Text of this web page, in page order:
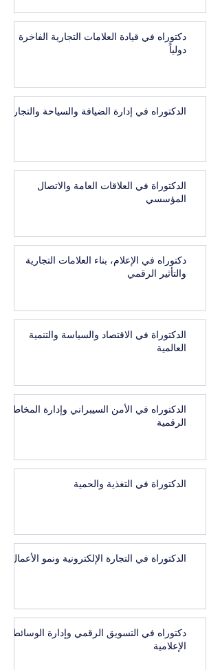
دكتوراه في قيادة العلامات التجارية الفاخرة
دولياً
الدكتوراه في إدارة الضيافة والسياحة والتجارب
الدكتوراة في العلاقات العامة والاتصال
المؤسسي
دكتوراه في الإعلام، بناء العلامات التجارية
والتأثير الرقمي
الدكتوراة في الاقتصاد والسياسة والتنمية
العالمية
الدكتوراه في الأمن السيبراني وإدارة المخاطر
الرقمية
الدكتوراة في التغذية والحمية
الدكتوراة في التجارة الإلكترونية ونمو الأعمال
دكتوراه في التسويق الرقمي وإدارة الوسائط
الإعلامية